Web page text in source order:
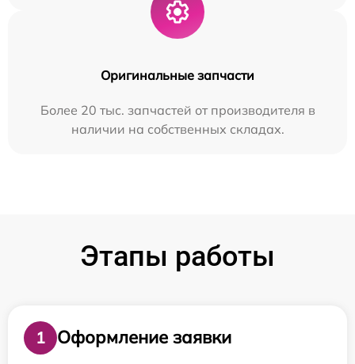
Оригинальные запчасти
Более 20 тыс. запчастей от производителя в
наличии на собственных складах.
Этапы работы
1
Оформление заявки